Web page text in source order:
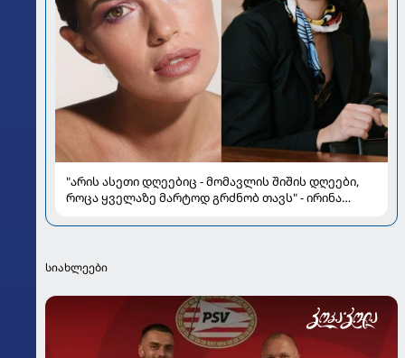
"არის ასეთი დღეებიც - მომავლის შიშის დღეები,
როცა ყველაზე მარტოდ გრძნობ თავს" - ირინა
სიახლეები